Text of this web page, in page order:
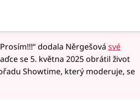
dodala Něrgešová své
se 5. května 2025 obrátil život
Showtime, který moderuje, se